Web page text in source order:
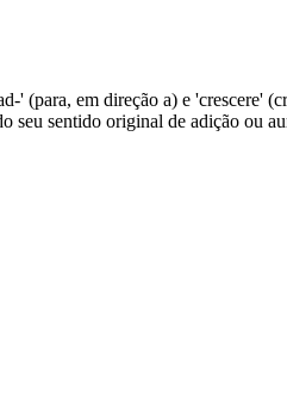
(para, em direção a) e 'crescere'
seu sentido original de adição ou